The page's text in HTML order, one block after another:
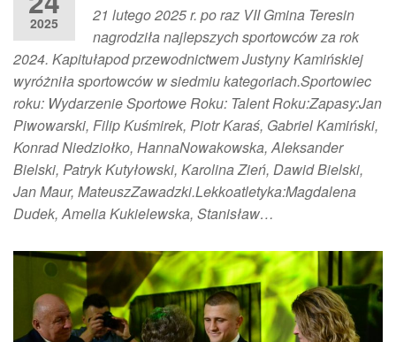
2025
21 lutego 2025 r. po raz VII Gmina Teresin
nagrodziła najlepszych sportowców za rok
2024. Kapitułapod przewodnictwem Justyny Kamińskiej
wyróżniła sportowców w siedmiu kategoriach.Sportowiec
roku: Wydarzenie Sportowe Roku: Talent Roku:Zapasy:Jan
Piwowarski, Filip Kuśmirek, Piotr Karaś, Gabriel Kamiński,
Konrad Niedziołko, HannaNowakowska, Aleksander
Bielski, Patryk Kutyłowski, Karolina Zień, Dawid Bielski,
Jan Maur, MateuszZawadzki.Lekkoatletyka:Magdalena
Dudek, Amelia Kukielewska, Stanisław…